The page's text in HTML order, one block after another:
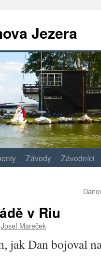
Jezera
Závody Závodníci
v Riu
Josef Mareček
jak Dan bojoval